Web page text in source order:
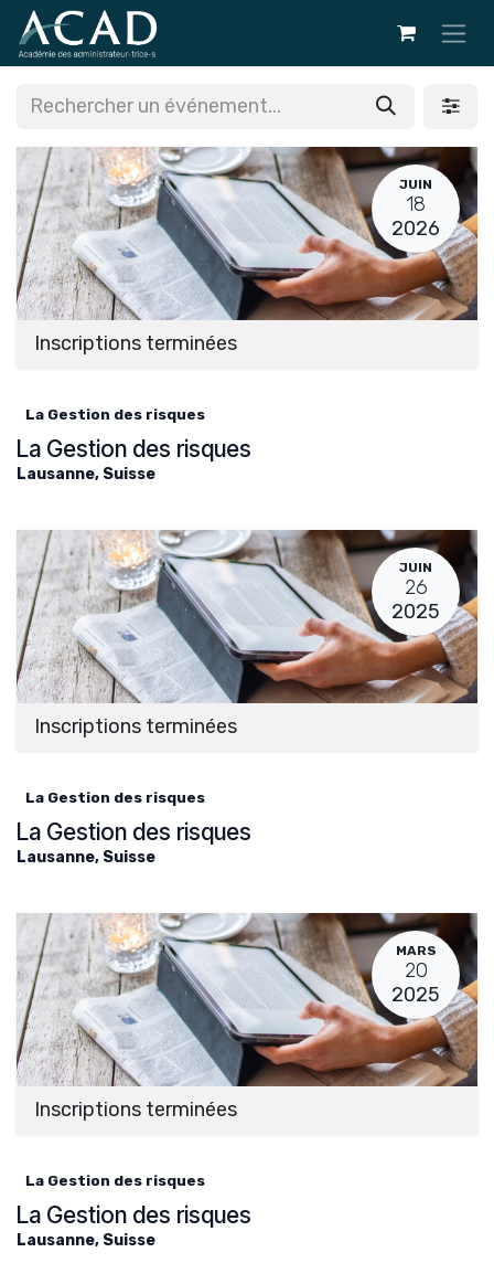
Se rendre au contenu
JUIN
18
2026
Inscriptions terminées
La Gestion des risques
La Gestion des risques
Lausanne, Suisse
JUIN
26
2025
Inscriptions terminées
La Gestion des risques
La Gestion des risques
Lausanne, Suisse
MARS
20
2025
Inscriptions terminées
La Gestion des risques
La Gestion des risques
Lausanne, Suisse